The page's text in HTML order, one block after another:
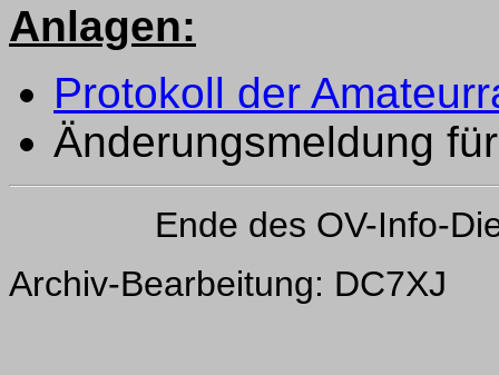
Anlagen:
Protokoll der
Änderungsmeldung
Ende des OV-Info-
Archiv-Bearbeitung: DC7XJ